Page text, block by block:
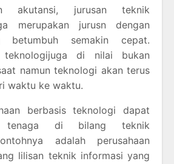
akutansi, jurusan teknik
merupakan jurusn dengan
betumbuh semakin cepat.
teknologijuga di nilai bukan
namun teknologi akan terus
waktu ke waktu.
berbasis teknologi dapat
tenaga di bilang teknik
adalah perusahaan
lilisan teknik informasi yang